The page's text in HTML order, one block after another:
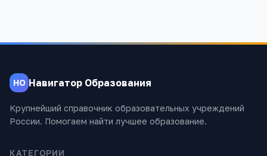
НО Навигатор Образования
Крупнейший справочник образовательных учреждений
России. Помогаем найти лучшее образование.
КАТЕГОРИИ